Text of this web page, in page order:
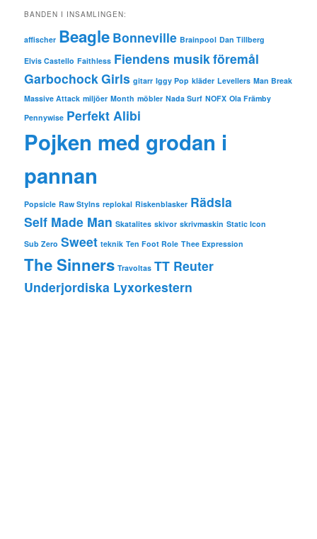
BANDEN I INSAMLINGEN:
affischer Beagle Bonneville Brainpool Dan Tillberg
Elvis Castello Faithless Fiendens musikföremål
GarbochockGirls gitarr Iggy Pop kläder Levellers Man Break
Massive Attack miljöer Month möbler Nada Surf NOFX Ola Främby
Pennywise Perfekt Alibi
Pojken med grodan i
pannan
Popsicle Raw Stylns replokal Riskenblasker Rädsla
Self Made Man Skatalites skivor skrivmaskin Static Icon
Sub Zero Sweet teknik Ten Foot Role Thee Expression
The Sinners Travoltas TT Reuter
Underjordiska Lyxorkestern